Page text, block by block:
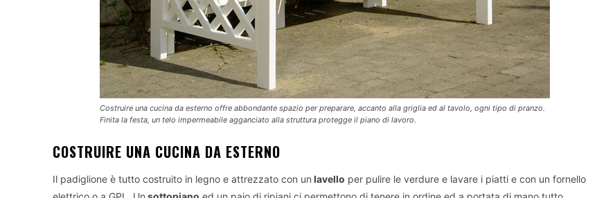
Costruire una cucina da esterno offre abbondante spazio per preparare, accanto alla griglia ed al tavolo, ogni tipo di pranzo.
Finita la festa, un telo impermeabile agganciato alla struttura protegge il piano di lavoro.
COSTRUIRE UNA CUCINA DA ESTERNO
Il padiglione è tutto costruito in legno e attrezzato con un lavello per pulire le verdure e lavare i piatti e con un fornello